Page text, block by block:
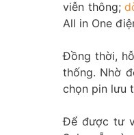
viễn thông;
All in One
Đồng thời,
thống. Nhờ
chọn pin lưu
Để được tư